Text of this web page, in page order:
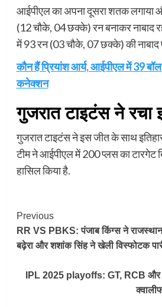
आईपीएल का अपना दूसरा शतक लगाया
(12 चौके, 04 छक्के) रन बनाकर नाबाद
में 93 रन (03 चौके, 07 छक्के) की नाबाद
कौन हैं प्रियांश आर्य, आईपीएल में 39
कनेक्शन
गुजरात टाइटंस ने रचा
गुजरात टाइटंस ने इस जीत के साथ
टीम ने आईपीएल में 200 प्लस का टारगेट
हासिल किया है.
Post
Navigation
Previous
RR VS PBKS: पंजाब किंग्स ने राजस्थान
बढ़ेरा और शशांक सिंह ने खेली विस्फोटक
IPL 2025 playoffs: GT, RCB